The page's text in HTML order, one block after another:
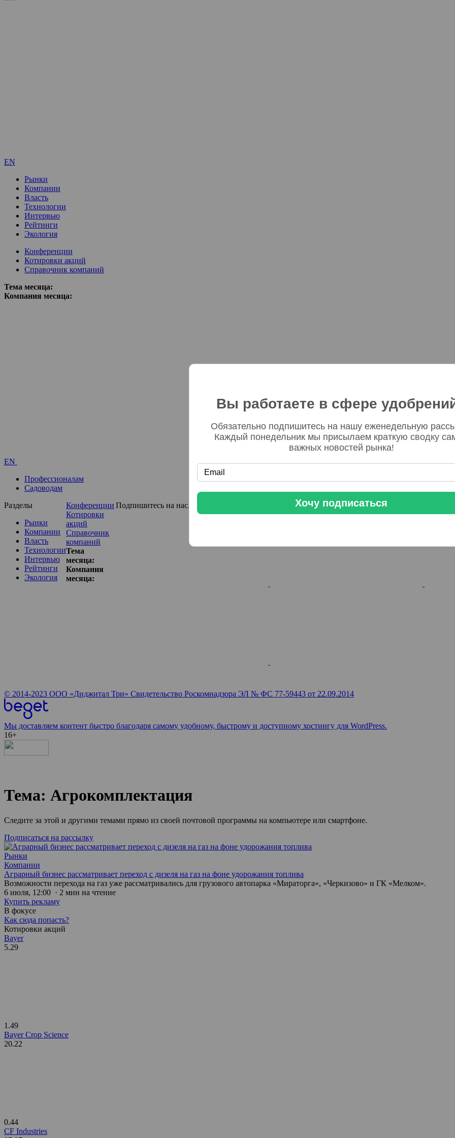
EN
Рынки
Компании
Власть
Технологии
Интервью
Рейтинги
Экология
Конференции
Котировки акций
Справочник компаний
Тема месяца:
Компания месяца:
EN
Профессионалам
Садоводам
Разделы
Рынки
Компании
Власть
Технологии
Интервью
Рейтинги
Экология
Конференции
Котировки
акций
Справочник
компаний
Тема
месяца:
Компания
месяца:
Подпишитесь на нас...
© 2014-2023 ООО «Диджитал Три» Свидетельство Роскомнадзора ЭЛ № ФС 77-59443 от 22.09.2014
Мы доставляем контент быстро благодаря самому удобному, быстрому и доступному хостингу для WordPress.
16+
Тема: Агрокомплектация
Следите за этой и другими темами прямо из своей почтовой программы на компьютере или смартфоне.
Подписаться на рассылку
Рынки
Компании
Аграрный бизнес рассматривает переход с дизеля на газ на фоне удорожания топлива
Возможности перехода на газ уже рассматривались для грузового автопарка «Мираторга», «Черкизово» и ГК «Мелком».
6 июля, 12:00 · 2 мин на чтение
Купить рекламу
В фокусе
Как сюда попасть?
Котировки акций
Bayer
5.29
1.49
Bayer Crop Science
20.22
0.44
CF Industries
Вы работаете в сфере
Обязательно подпишитесь на нашу еженедельную
Каждый понедельник мы присылаем краткую сводку
важных новостей рынка!
Хочу подписаться